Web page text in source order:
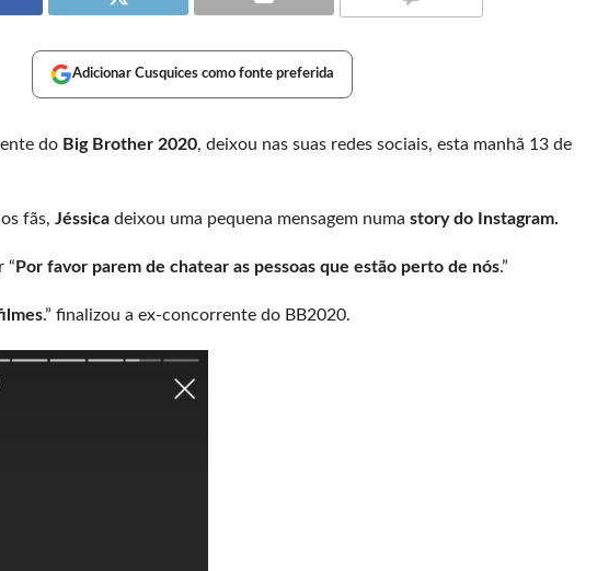
Adicionar Cusquices como fonte preferida
do Big Brother 2020, deixou nas suas redes sociais, esta manhã 13 de
fãs, Jéssica deixou uma pequena mensagem numa story do Instagram.
“ Por favor parem de chatear as pessoas que estão perto de nós.”
.” finalizou a ex-concorrente do BB2020.